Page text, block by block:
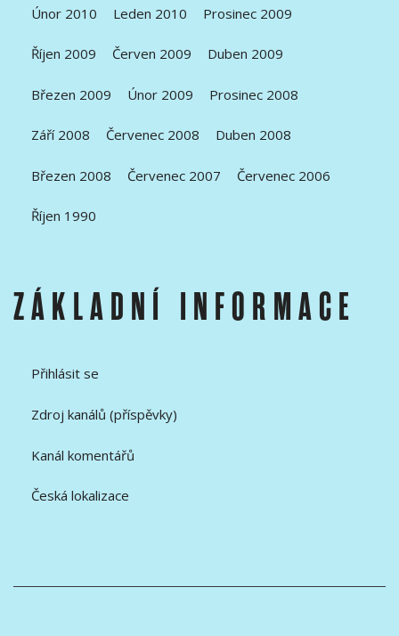
Únor 2010 Leden 2010 Prosinec 2009
Říjen 2009 Červen 2009 Duben 2009
Březen 2009 Únor 2009 Prosinec 2008
Září 2008 Červenec 2008 Duben 2008
Březen 2008 Červenec 2007 Červenec 2006
Říjen 1990
ZÁKLADNÍ INFORMACE
Přihlásit se
Zdroj kanálů (příspěvky)
Kanál komentářů
Česká lokalizace